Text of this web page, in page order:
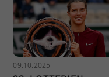
09.10.2025